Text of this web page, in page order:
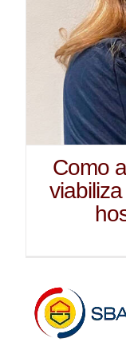
Como